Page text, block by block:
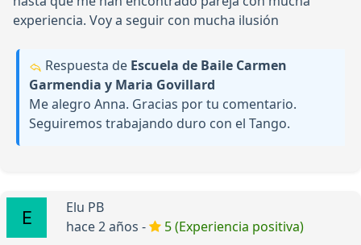
experiencia. Voy a seguir con mucha ilusión
Respuesta de Escuela de Baile Carmen
Garmendia y Maria Govillard
Me alegro Anna. Gracias por tu comentario.
Seguiremos trabajando duro con el Tango.
Elu PB
hace 2 años -
5 (Experiencia positiva)